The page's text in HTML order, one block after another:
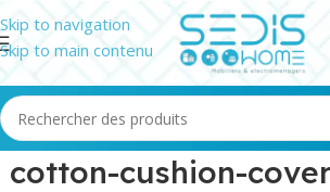
Skip to navigation
Skip to main contenu
cotton-cushion-